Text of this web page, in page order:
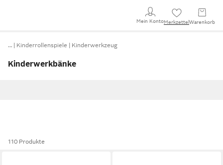
Mein KontoMerkzettel Warenkorb
… Kinderrollenspiele Kinderwerkzeug
Kinderwerkbänke
110 Produkte